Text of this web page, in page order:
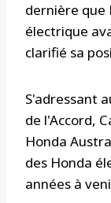
dernière que
électrique
clarifié sa
S'adressant
de l'Accord,
Honda
des Honda
années à